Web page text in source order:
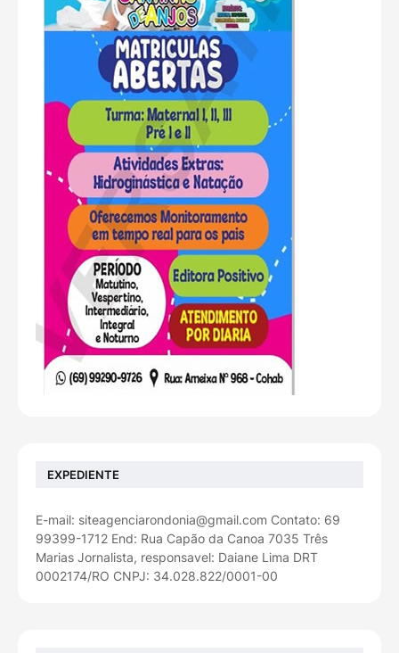
EXPEDIENTE
E-mail: siteagenciarondonia@gmail.com Contato: 69
99399-1712 End: Rua Capão da Canoa 7035 Três
Marias Jornalista, responsavel: Daiane Lima DRT
0002174/RO CNPJ: 34.028.822/0001-00